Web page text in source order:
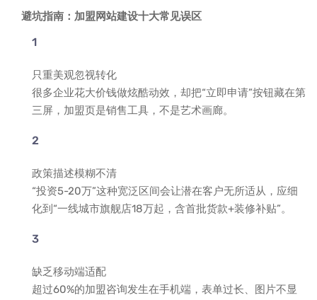
避坑指南：加盟网站建设十大常见误区
只重美观忽视转化
很多企业花大价钱做炫酷动效，却把“立即申请”按钮藏在第
三屏，加盟页是销售工具，不是艺术画廊。
政策描述模糊不清
“投资5-20万”这种宽泛区间会让潜在客户无所适从，应细
化到“一线城市旗舰店18万起，含首批货款+装修补贴”。
缺乏移动端适配
超过60%的加盟咨询发生在手机端，表单过长、图片不显